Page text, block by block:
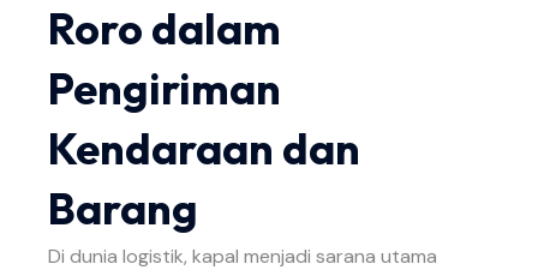
Roro dalam
Pengiriman
Kendaraan dan
Barang
Di dunia logistik, kapal menjadi sarana utama